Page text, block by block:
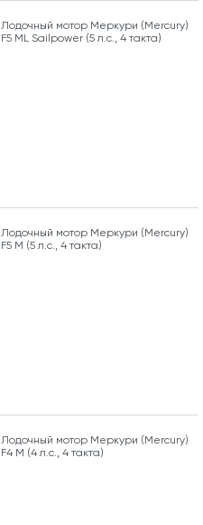
Лодочный мотор Меркури (Mercury)
F5 ML Sailpower (5 л.с., 4 такта)
Лодочный мотор Меркури (Mercury)
F5 M (5 л.с., 4 такта)
Лодочный мотор Меркури (Mercury)
F4 M (4 л.с., 4 такта)